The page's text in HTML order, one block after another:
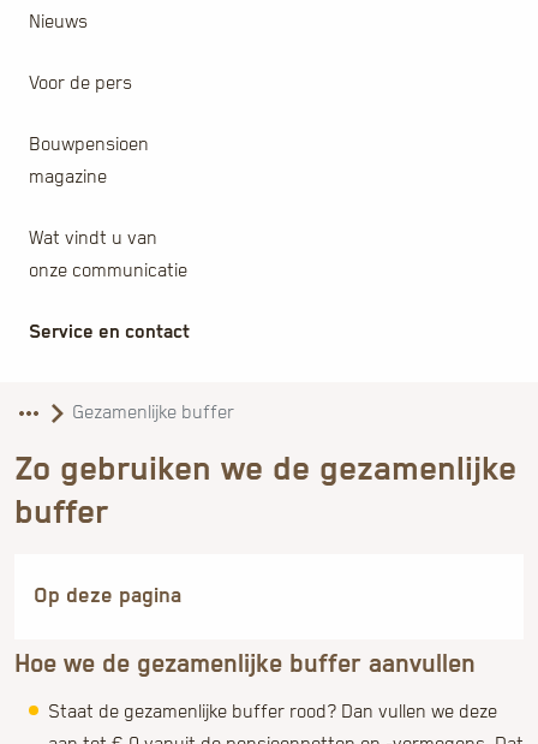
Nieuws
Voor de pers
Bouwpensioen
magazine
Wat vindt u van
onze communicatie
Service en contact
Zo gebruiken we de gezamenlijke
buffer
Hoe we de gezamenlijke buffer aanvullen